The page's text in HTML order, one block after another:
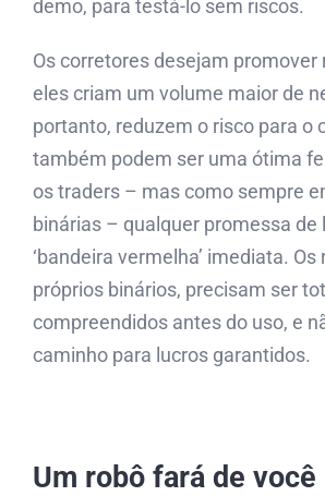
demo, para testá-lo sem riscos.
Os corretores desejam promover
eles criam um volume maior de
portanto, reduzem o risco para o
também podem ser uma ótima
os traders – mas como sempre
binárias – qualquer promessa de
‘bandeira vermelha’ imediata.
próprios binários, precisam ser
compreendidos antes do uso, e
caminho para lucros garantidos.
Um robô fará de você